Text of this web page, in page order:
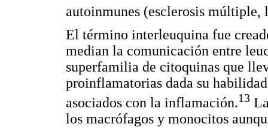
autoinmunes (esclerosis múltiple,
El término interleuquina fue
median la comunicación entre
superfamilia de citoquinas que
proinflamatorias dada su
asociados con la inflamación.13
los macrófagos y monocitos